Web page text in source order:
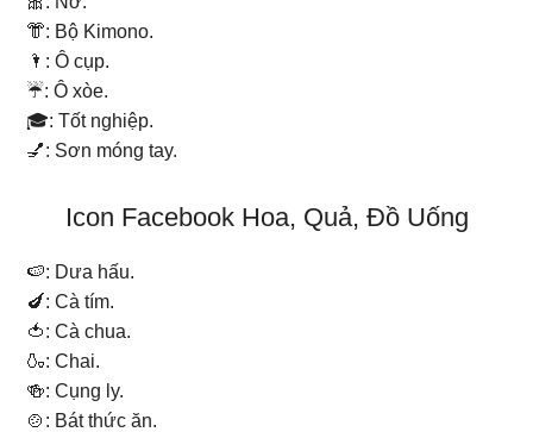
👘: Bộ Kimono.
🌂: Ô cụp.
☔: Ô xòe.
🎓: Tốt nghiệp.
💅: Sơn móng tay.
Icon Facebook Hoa, Quả, Đồ Uống
🍉: Dưa hấu.
🍆: Cà tím.
🍅: Cà chua.
🍶: Chai.
🍻: Cụng ly.
🍲: Bát thức ăn.